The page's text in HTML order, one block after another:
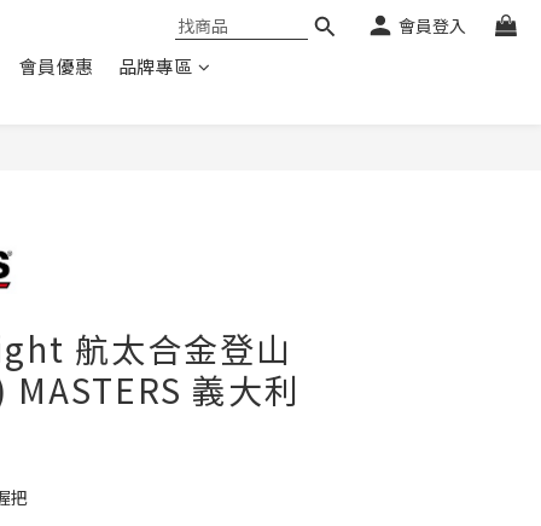
會員登入
會員優惠 品牌專區
航太合金登山
義大利
把